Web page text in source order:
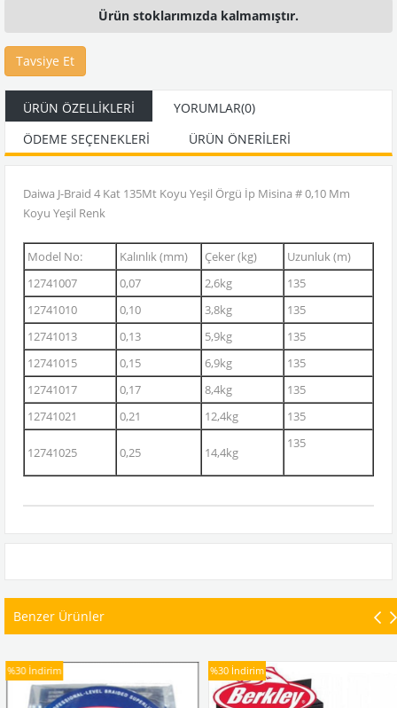
Ürün stoklarımızda kalmamıştır.
Tavsiye Et
ÜRÜN ÖZELLIKLERI YORUMLAR(0)
ÖDEME SEÇENEKLERI
ÜRÜN ÖNERILERI
Daiwa J-Braid 4 Kat 135Mt Koyu Yeşil Örgü İp Misina # 0,10 Mm
Koyu Yeşil Renk
Model No: Kalınlık (mm) Çeker (kg)
Uzunluk (m)
12741007
0,07 2,6kg
135
12741010
0,10 3,8kg
135
12741013
0,13 5,9kg
135
12741015
0,15 6,9kg
135
12741017
0,17 8,4kg
135
12741021
0,21 12,4kg 135
12741025 0,25 14,4kg
135
Benzer Ürünler
%30 İndirim %30 İndirim